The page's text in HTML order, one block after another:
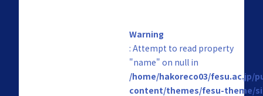
Warning
: Attempt to read property
"name" on null in
/home/hakoreco03/fesu.ac.jp/
content/themes/fesu-theme/